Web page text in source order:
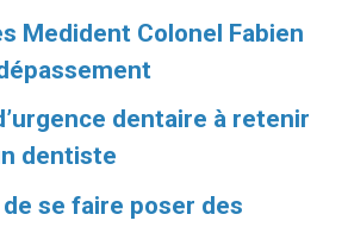
Medident Colonel Fabien
dentaire à retenir
dentiste
se faire poser des